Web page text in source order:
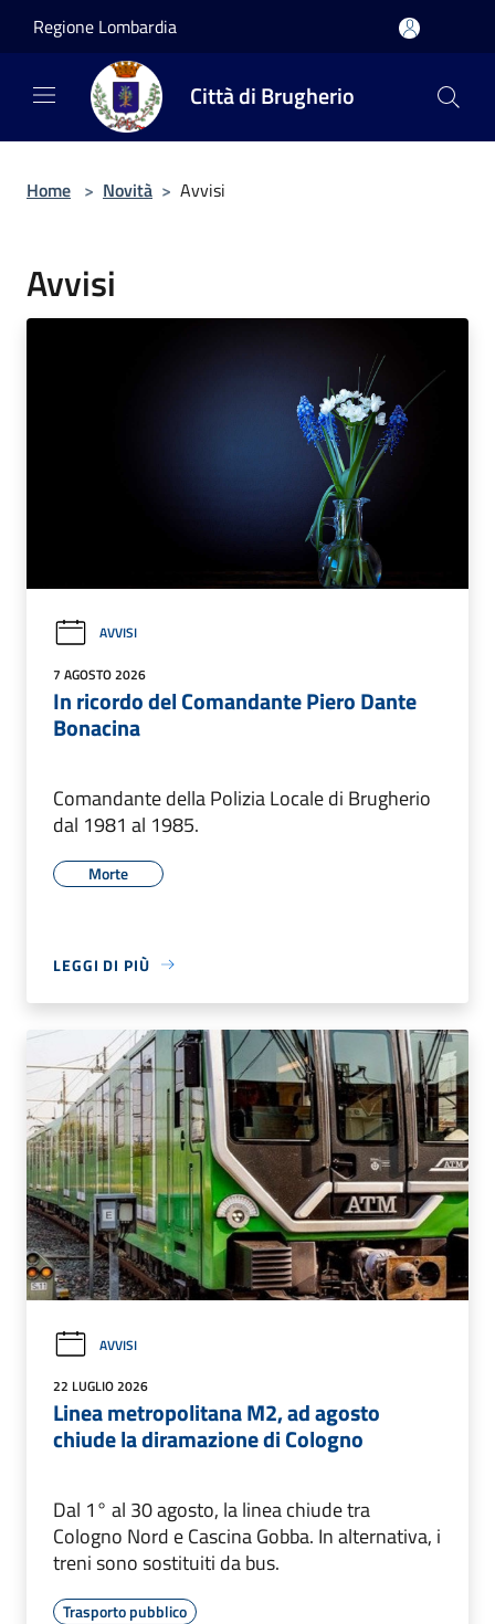
Regione Lombardia
Città di Brugherio
Home > Novità > Avvisi
Avvisi
AVVISI
7 AGOSTO 2026
In ricordo del Comandante Piero Dante
Bonacina
Comandante della Polizia Locale di Brugherio
dal 1981 al 1985.
Morte
LEGGI DI PIÙ
AVVISI
22 LUGLIO 2026
Linea metropolitana M2, ad agosto
chiude la diramazione di Cologno
Dal 1° al 30 agosto, la linea chiude tra
Cologno Nord e Cascina Gobba. In alternativa, i
treni sono sostituiti da bus.
Trasporto pubblico